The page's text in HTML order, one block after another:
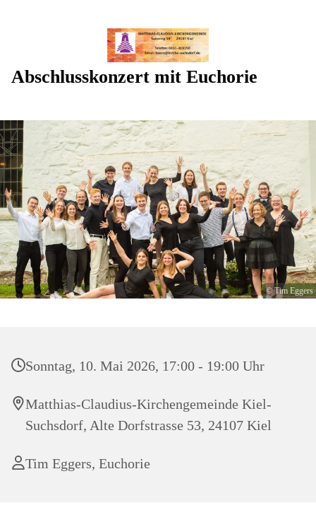
Abschlusskonzert mit Euchorie
© Tim Eggers
Sonntag, 10. Mai 2026, 17:00 - 19:00 Uhr
Matthias-Claudius-Kirchengemeinde Kiel-
Suchsdorf, Alte Dorfstrasse 53, 24107 Kiel
Tim Eggers, Euchorie